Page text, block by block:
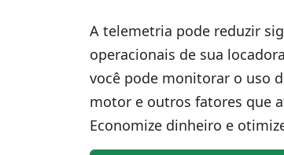
A telemetria pode reduzir
operacionais de sua
você pode monitorar o uso
motor e outros fatores que
Economize dinheiro e